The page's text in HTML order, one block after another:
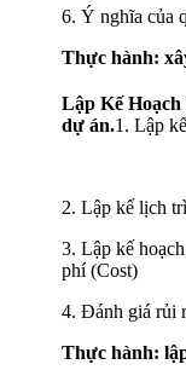
6. Ý nghĩa của
Thực hành:
Lập Kế
dự án.1. Lập
2. Lập kế lịch
3. Lập kế
phí (Cost)
4. Đánh giá rủi
Thực hành: